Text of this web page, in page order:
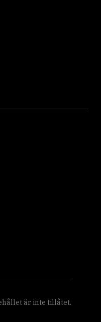
är inte tillåtet.